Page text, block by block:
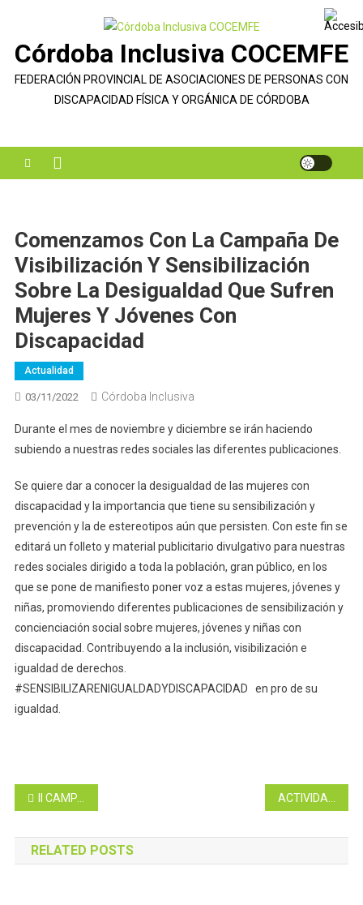
contenido
Córdoba Inclusiva COCEMFE
FEDERACIÓN PROVINCIAL DE ASOCIACIONES DE PERSONAS CON
DISCAPACIDAD FÍSICA Y ORGÁNICA DE CÓRDOBA
Comenzamos Con La Campaña De
Visibilización Y Sensibilización
Sobre La Desigualdad Que Sufren
Mujeres Y Jóvenes Con
Discapacidad
Actualidad
03/11/2022 Córdoba Inclusiva
Durante el mes de noviembre y diciembre se irán haciendo
subiendo a nuestras redes sociales las diferentes publicaciones.
Se quiere dar a conocer la desigualdad de las mujeres con
discapacidad y la importancia que tiene su sensibilización y
prevención y la de estereotipos aún que persisten. Con este fin se
editará un folleto y material publicitario divulgativo para nuestras
redes sociales dirigido a toda la población, gran público, en los
que se pone de manifiesto poner voz a estas mujeres, jóvenes y
niñas, promoviendo diferentes publicaciones de sensibilización y
concienciación social sobre mujeres, jóvenes y niñas con
discapacidad. Contribuyendo a la inclusión, visibilización e
igualdad de derechos.
#SENSIBILIZARENIGUALDADYDISCAPACIDAD en pro de su
igualdad.
Navegación
de
entradas
II CAMPAÑA DE CONCIENCIACIÓN DEL DEPORTE ADAPTADO EN PISCINAS CUBIERTAS DE LA PROVINCIA DE CÓRDOBA
RELATED POSTS